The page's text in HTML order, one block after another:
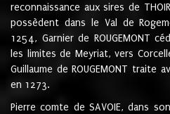
reconnaissance aux sires de
possèdent dans le Val de
1254, Garnier de ROUGEMONT
les limites de Meyriat, vers
Guillaume de ROUGEMONT traite
en 1273.
Pierre comte de SAVOIE, dans